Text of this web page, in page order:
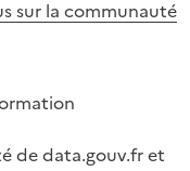
sur la communauté
de data.gouv.fr et